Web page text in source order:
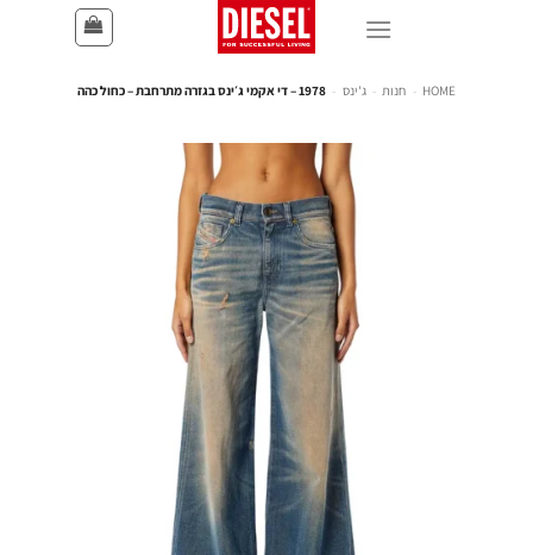
HOME
- חנות - ג'ינס - 1978 – די אקמי ג׳ינס בגזרה מתרחבת – כחול כהה